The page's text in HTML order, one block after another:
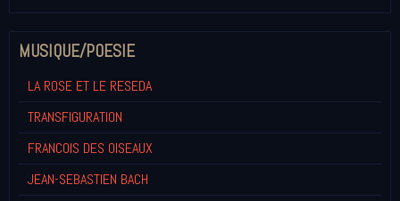
MUSIQUE/POESIE
LA ROSE ET LE RESEDA
TRANSFIGURATION
FRANCOIS DES OISEAUX
JEAN-SEBASTIEN BACH